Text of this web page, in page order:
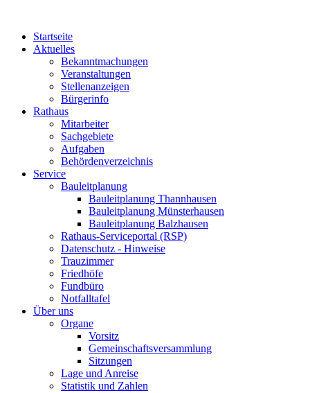
Startseite
Aktuelles
Bekanntmachungen
Veranstaltungen
Stellenanzeigen
Bürgerinfo
Rathaus
Mitarbeiter
Sachgebiete
Aufgaben
Behördenverzeichnis
Service
Bauleitplanung
Bauleitplanung Thannhausen
Bauleitplanung Münsterhausen
Bauleitplanung Balzhausen
Rathaus-Serviceportal (RSP)
Datenschutz - Hinweise
Trauzimmer
Friedhöfe
Fundbüro
Notfalltafel
Über uns
Organe
Vorsitz
Gemeinschaftsversammlung
Sitzungen
Lage und Anreise
Statistik und Zahlen